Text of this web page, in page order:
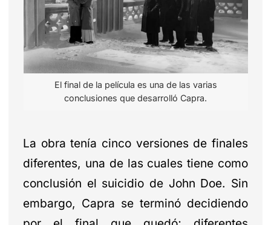
El final de la película es una de las varias
conclusiones que desarrolló Capra.
La obra tenía cinco versiones de finales
diferentes, una de las cuales tiene como
conclusión el suicidio de John Doe. Sin
embargo, Capra se terminó decidiendo